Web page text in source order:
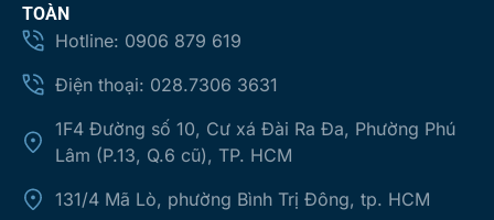
TOÀN
Hotline: 0906 879 619
Điện thoại: 028.7306 3631
1F4 Đường số 10, Cư xá Đài Ra Đa, Phường Phú
Lâm (P.13, Q.6 cũ), TP. HCM
131/4 Mã Lò, phường Bình Trị Đông, tp. HCM